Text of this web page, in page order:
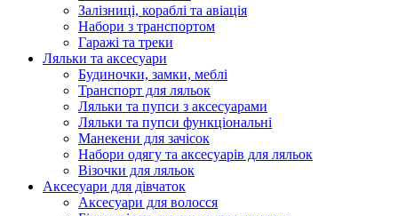
Залізниці, кораблі та авіація
Набори з транспортом
Гаражі та треки
Ляльки та аксесуари
Будиночки, замки, меблі
Транспорт для ляльок
Ляльки та пупси з аксесуарами
Ляльки та пупси функціональні
Манекени для зачісок
Набори одягу та аксесуарів для ляльок
Візочки для ляльок
Аксесуари для дівчаток
Аксесуари для волосся